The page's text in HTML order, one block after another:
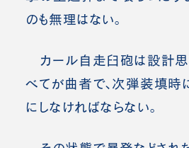
のも無理はない。
カール自走臼砲は設計思
べてが曲者で、次弾装填
にしなければならない。